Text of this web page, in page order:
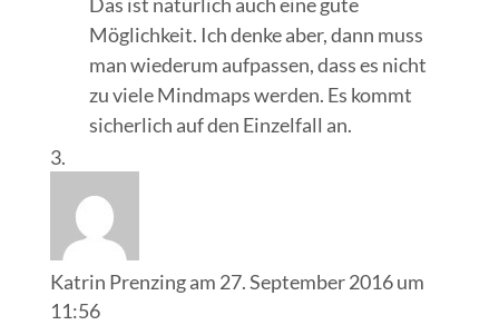
Möglichkeit. Ich denke aber, dann muss
man wiederum aufpassen, dass es nicht
zu viele Mindmaps werden. Es kommt
sicherlich auf den Einzelfall an.
Katrin Prenzingam 27. September 2016 um
11:56